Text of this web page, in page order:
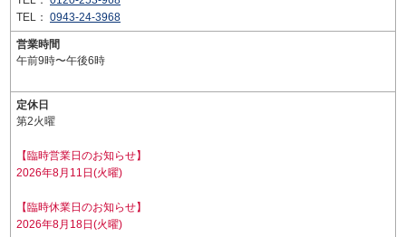
TEL： 0943-24-3968
営業時間
午前9時〜午後6時
定休日
第2火曜
【臨時営業日のお知らせ】
2026年8月11日(火曜)
【臨時休業日のお知らせ】
2026年8月18日(火曜)